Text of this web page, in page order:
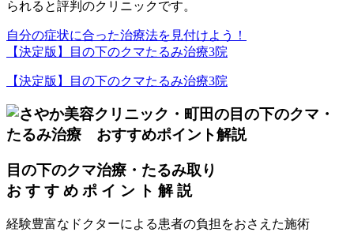
られると評判のクリニックです。
自分の症状に合った治療法を見付けよう！
【決定版】目の下のクマたるみ治療3院
【決定版】目の下のクマたるみ治療3院
目の下のクマ治療・たるみ取り
お す す め ポ イ ン ト 解 説
経験豊富なドクターによる患者の負担をおさえた施術